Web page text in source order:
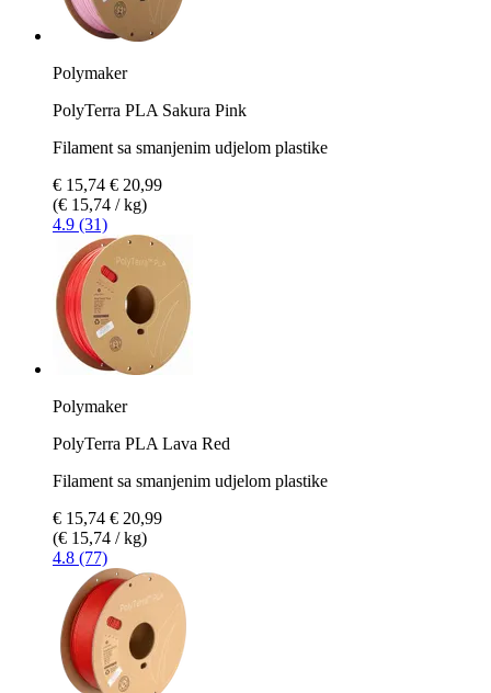
Polymaker
PolyTerra PLA Sakura Pink
Filament sa smanjenim udjelom plastike
€ 15,74 € 20,99
(€ 15,74 / kg)
4.9 (31)
Polymaker
PolyTerra PLA Lava Red
Filament sa smanjenim udjelom plastike
€ 15,74 € 20,99
(€ 15,74 / kg)
4.8 (77)